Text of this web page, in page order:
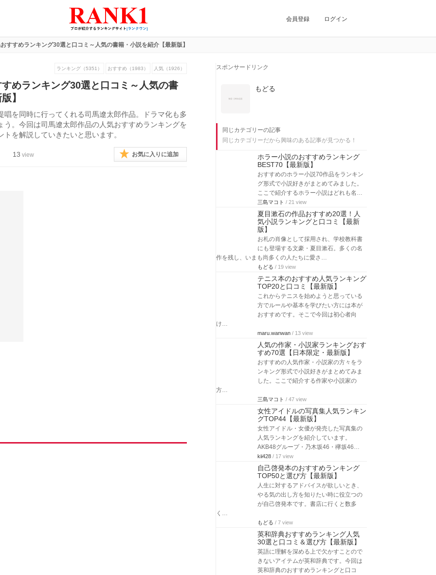
会員登録 ログイン
すすめランキング30選と口コミ～人気の書籍・小説を紹介【最新版】
ランキング（5351） おすすめ（1983） 人気（1926）
めランキング30選と口コミ～人気の書
】
を同時に行ってくれる司馬遼太郎作品。ドラマ化も多
。今回は司馬遼太郎作品の人気おすすめランキングを
を解説していきたいと思います。
13 view お気に入りに追加
スポンサードリンク
もどる
同じカテゴリーの記事
同じカテゴリーだから興味のある記事が見つかる！
ホラー小説のおすすめランキング
BEST70【最新版】
おすすめのホラー小説70作品をランキン
グ形式で小説好きがまとめてみました。
ここで紹介するホラー小説はどれも名…
三島マコト / 21 view
夏目漱石の作品おすすめ20選！人
気小説ランキングと口コミ【最新
版】
お札の肖像として採用され、学校教科書
にも登場する文豪・夏目漱石。多くの名
作を残し、いまも尚多くの人たちに愛さ…
もどる / 19 view
テニス本のおすすめ人気ランキング
TOP20と口コミ【最新版】
これからテニスを始めようと思っている
方でルールや基本を学びたい方には本が
おすすめです。そこで今回は初心者向
け…
maru.wanwan / 13 view
人気の作家・小説家ランキングおす
すめ70選【日本限定・最新版】
おすすめの人気作家・小説家の方々をラ
ンキング形式で小説好きがまとめてみま
した。ここで紹介する作家や小説家の
方…
三島マコト / 47 view
女性アイドルの写真集人気ランキン
グTOP44【最新版】
女性アイドル・女優が発売した写真集の
人気ランキングを紹介しています。
AKB48グループ・乃木坂46・欅坂46…
kii428 / 17 view
自己啓発本のおすすめランキング
TOP50と選び方【最新版】
人生に対するアドバイスが欲しいとき、
やる気の出し方を知りたい時に役立つの
が自己啓発本です。書店に行くと数多
く…
もどる / 7 view
英和辞典おすすめランキング人気
30選と口コミ＆選び方【最新版】
英語に理解を深める上で欠かすことので
きないアイテムが英和辞典です。今回は
英和辞典のおすすめランキングと口コ